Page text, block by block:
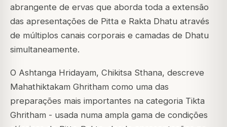
abrangente de ervas que aborda toda a extensão
das apresentações de Pitta e Rakta Dhatu através
de múltiplos canais corporais e camadas de Dhatu
simultaneamente.
O Ashtanga Hridayam, Chikitsa Sthana, descreve
Mahathiktakam Ghritham como uma das
preparações mais importantes na categoria Tikta
Ghritham - usada numa ampla gama de condições